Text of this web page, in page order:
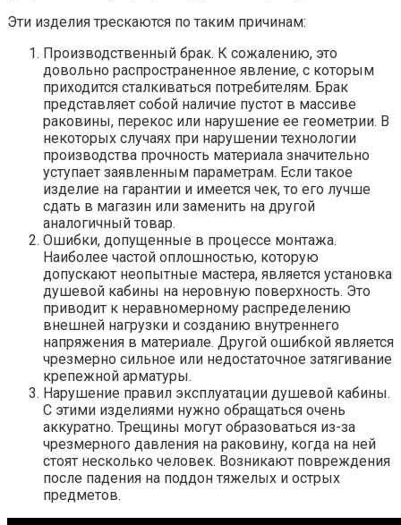
Эти изделия трескаются по таким причинам:
Производственный брак. К сожалению, это
довольно распространенное явление, с которым
приходится сталкиваться потребителям. Брак
представляет собой наличие пустот в массиве
раковины, перекос или нарушение ее геометрии. В
некоторых случаях при нарушении технологии
производства прочность материала значительно
уступает заявленным параметрам. Если такое
изделие на гарантии и имеется чек, то его лучше
сдать в магазин или заменить на другой
аналогичный товар.
Ошибки, допущенные в процессе монтажа.
Наиболее частой оплошностью, которую
допускают неопытные мастера, является установка
душевой кабины на неровную поверхность. Это
приводит к неравномерному распределению
внешней нагрузки и созданию внутреннего
напряжения в материале. Другой ошибкой является
чрезмерно сильное или недостаточное затягивание
крепежной арматуры.
Нарушение правил эксплуатации душевой кабины.
С этими изделиями нужно обращаться очень
аккуратно. Трещины могут образоваться из-за
чрезмерного давления на раковину, когда на ней
стоят несколько человек. Возникают повреждения
после падения на поддон тяжелых и острых
предметов.